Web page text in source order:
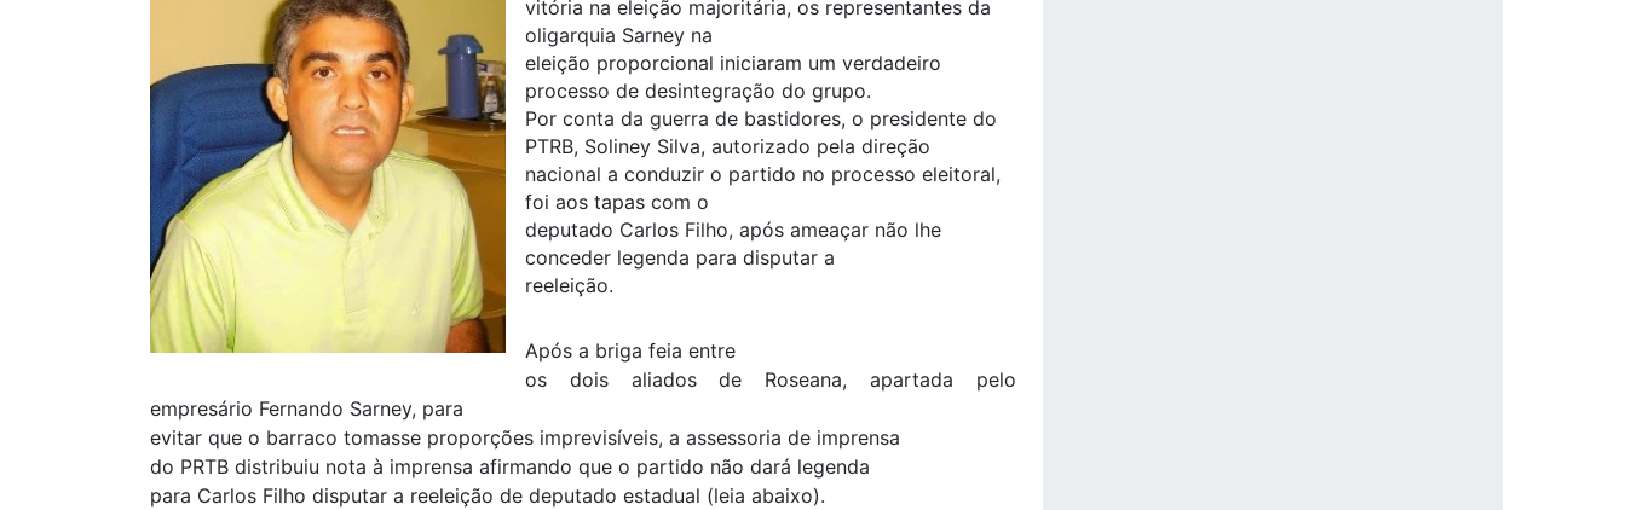
vitória na eleição majoritária, os representantes da
oligarquia Sarney na
eleição proporcional iniciaram um verdadeiro
processo de desintegração do grupo.
Por conta da guerra de bastidores, o presidente do
PTRB, Soliney Silva, autorizado pela direção
nacional a conduzir o partido no processo eleitoral,
foi aos tapas com o
deputado Carlos Filho, após ameaçar não lhe
conceder legenda para disputar a
reeleição.
Após a briga feia entre
os dois aliados de Roseana, apartada pelo
empresário Fernando Sarney, para
evitar que o barraco tomasse proporções imprevisíveis, a assessoria de imprensa
do PRTB distribuiu nota à imprensa afirmando que o partido não dará legenda
para Carlos Filho disputar a reeleição de deputado estadual (leia abaixo).